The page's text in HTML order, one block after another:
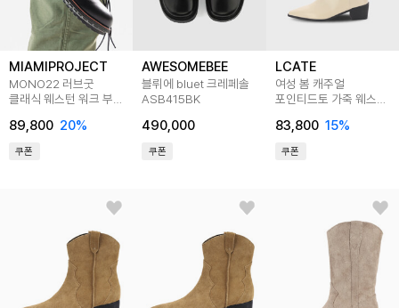
MIAMIPROJECT
MONO22 러브굿
클래식 웨스턴 워크 부츠
89,800 20%
쿠폰
AWESOMEBEE
블뤼에 bluet 크레페솔
ASB415BK
490,000
쿠폰
LCATE
여성 봄 캐주얼
포인티드토 가죽 웨스턴
LCA270
83,800 15%
쿠폰